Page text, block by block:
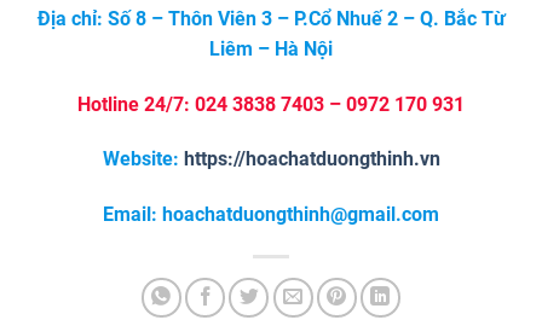
Địa chỉ: Số 8 – Thôn Viên 3 – P.Cổ Nhuế 2 – Q. Bắc Từ
Liêm – Hà Nội
Hotline 24/7: 024 3838 7403 – 0972 170 931
Website: https://hoachatduongthinh.vn
Email: hoachatduongthinh@gmail.com